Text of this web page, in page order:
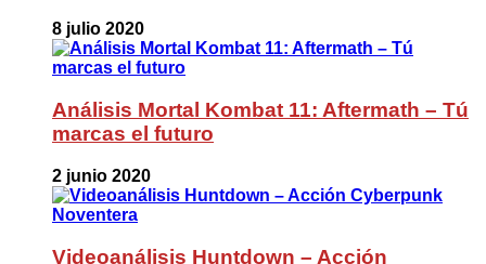
8 julio 2020
Análisis Mortal Kombat 11: Aftermath – Tú
marcas el futuro
2 junio 2020
Videoanálisis Huntdown – Acción